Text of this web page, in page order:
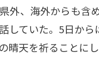
外、海外からも含
していた。5日か
晴天を祈ることにし